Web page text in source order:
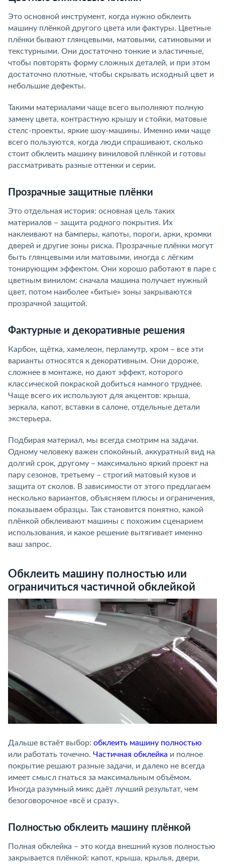
Это основной инструмент, когда нужно обклеить
машину плёнкой другого цвета или фактуры. Цветные
плёнки бывают глянцевыми, матовыми, сатиновыми и
текстурными. Они достаточно тонкие и эластичные,
чтобы повторять форму сложных деталей, и при этом
достаточно плотные, чтобы скрывать исходный цвет и
небольшие дефекты.
Такими материалами чаще всего выполняют полную
замену цвета, контрастную крышу и стойки, матовые
стелс-проекты, яркие шоу-машины. Именно ими чаще
всего пользуются, когда люди спрашивают, сколько
стоит обклеить машину виниловой плёнкой и готовы
рассматривать разные оттенки и серии.
Прозрачные защитные плёнки
Это отдельная история: основная цель таких
материалов – защита родного покрытия. Их
наклеивают на бамперы, капоты, пороги, арки, кромки
дверей и другие зоны риска. Прозрачные плёнки могут
быть глянцевыми или матовыми, иногда с лёгким
тонирующим эффектом. Они хорошо работают в паре с
цветным винилом: сначала машина получает нужный
цвет, потом наиболее «битые» зоны закрываются
прозрачной защитой.
Фактурные и декоративные решения
Карбон, щётка, хамелеон, перламутр, хром – все эти
варианты относятся к декоративным. Они дороже,
сложнее в монтаже, но дают эффект, которого
классической покраской добиться намного труднее.
Чаще всего их используют для акцентов: крыша,
зеркала, капот, вставки в салоне, отдельные детали
экстерьера.
Подбирая материал, мы всегда смотрим на задачи.
Одному человеку важен спокойный, аккуратный вид на
долгий срок, другому – максимально яркий проект на
пару сезонов, третьему – строгий матовый кузов и
защита от сколов. В зависимости от этого предлагаем
несколько вариантов, объясняем плюсы и ограничения,
показываем образцы. Так становится понятно, какой
плёнкой обклеивают машины с похожим сценарием
использования, и какое решение вытягивает именно
ваш запрос.
Обклеить машину полностью или
ограничиться частичной обклейкой
Дальше встаёт выбор: обклеить машину полностью
или работать точечно. Частичная обклейка и полное
покрытие решают разные задачи, и далеко не всегда
имеет смысл гнаться за максимальным объёмом.
Иногда разумный микс даёт лучший результат, чем
безоговорочное «всё и сразу».
Полностью обклеить машину плёнкой
Полная обклейка – это когда внешний кузов полностью
закрывается плёнкой: капот, крыша, крылья, двери,